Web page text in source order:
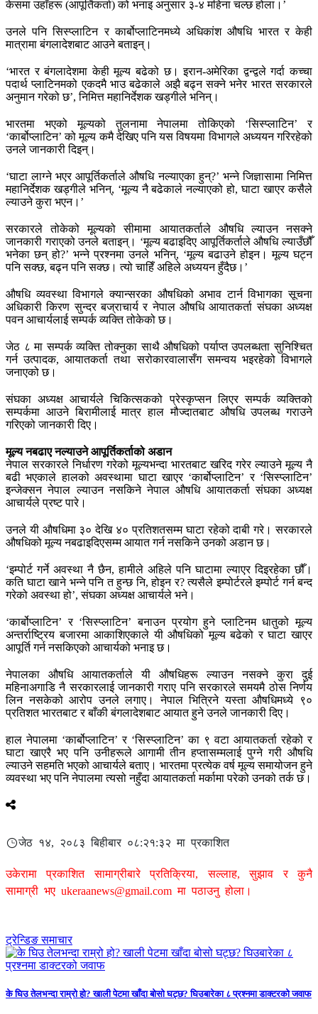
केसमा उहाँहरू (आपूर्तिकर्ता) को भनाइ अनुसार ३-४ महिना चल्छ होला।’
उनले पनि सिस्प्लाटिन र कार्बोप्लाटिनमध्ये अधिकांश औषधि भारत र केही
मात्रामा बंगलादेशबाट आउने बताइन्।
‘भारत र बंगलादेशमा केही मूल्य बढेको छ। इरान-अमेरिका द्वन्द्वले गर्दा कच्चा
पदार्थ प्लाटिनमको एकदमै भाउ बढेकाले अझै बढ्न सक्ने भनेर भारत सरकारले
अनुमान गरेको छ’, निमित्त महानिर्देशक खड्गीले भनिन्।
भारतमा भएको मूल्यको तुलनामा नेपालमा तोकिएको ‘सिस्प्लाटिन’ र
‘कार्बोप्लाटिन’ को मूल्य कमै देखिए पनि यस विषयमा विभागले अध्ययन गरिरहेको
उनले जानकारी दिइन्।
‘घाटा लाग्ने भएर आपूर्तिकर्ताले औषधि नल्याएका हुन्?’ भन्ने जिज्ञासामा निमित्त
महानिर्देशक खड्गीले भनिन्, ‘मूल्य नै बढेकाले नल्याएको हो, घाटा खाएर कसैले
ल्याउने कुरा भएन।’
सरकारले तोकेको मूल्यको सीमामा आयातकर्ताले औषधि ल्याउन नसक्ने
जानकारी गराएको उनले बताइन्। ‘मूल्य बढाइदिए आपूर्तिकर्ताले औषधि ल्याउँछौँ
भनेका छन् हो?’ भन्ने प्रश्नमा उनले भनिन्, ‘मूल्य बढाउने होइन। मूल्य घट्न
पनि सक्छ, बढ्न पनि सक्छ। त्यो चाहिँ अहिले अध्ययन हुँदैछ।’
औषधि व्यवस्था विभागले क्यान्सरका औषधिको अभाव टार्न विभागका सूचना
अधिकारी किरण सुन्दर बज्राचार्य र नेपाल औषधि आयातकर्ता संघका अध्यक्ष
पवन आचार्यलाई सम्पर्क व्यक्ति तोकेको छ।
जेठ ८ मा सम्पर्क व्यक्ति तोक्नुका साथै औषधिको पर्याप्त उपलब्धता सुनिश्चित
गर्न उत्पादक, आयातकर्ता तथा सरोकारवालासँग समन्वय भइरहेको विभागले
जनाएको छ।
संघका अध्यक्ष आचार्यले चिकित्सकको प्रेस्कृप्सन लिएर सम्पर्क व्यक्तिको
सम्पर्कमा आउने बिरामीलाई मात्र हाल मौज्दातबाट औषधि उपलब्ध गराउने
गरिएको जानकारी दिए।
मूल्य नबढाए नल्याउने आपूर्तिकर्ताको अडान
नेपाल सरकारले निर्धारण गरेको मूल्यभन्दा भारतबाट खरिद गरेर ल्याउने मूल्य नै
बढी भएकाले हालको अवस्थामा घाटा खाएर ‘कार्बोप्लाटिन’ र ‘सिस्प्लाटिन’
इन्जेक्सन नेपाल ल्याउन नसकिने नेपाल औषधि आयातकर्ता संघका अध्यक्ष
आचार्यले प्रष्ट पारे।
उनले यी औषधिमा ३० देखि ४० प्रतिशतसम्म घाटा रहेको दाबी गरे। सरकारले
औषधिको मूल्य नबढाइदिएसम्म आयात गर्न नसकिने उनको अडान छ।
‘इम्पोर्ट गर्ने अवस्था नै छैन, हामीले अहिले पनि घाटामा ल्याएर दिइरहेका छौँ।
कति घाटा खाने भन्ने पनि त हुन्छ नि, होइन र? त्यसैले इम्पोर्टरले इम्पोर्ट गर्न बन्द
गरेको अवस्था हो’, संघका अध्यक्ष आचार्यले भने।
‘कार्बोप्लाटिन’ र ‘सिस्प्लाटिन’ बनाउन प्रयोग हुने प्लाटिनम धातुको मूल्य
अन्तर्राष्ट्रिय बजारमा आकाशिएकाले यी औषधिको मूल्य बढेको र घाटा खाएर
आपूर्ति गर्न नसकिएको आचार्यको भनाइ छ।
नेपालका औषधि आयातकर्ताले यी औषधिहरू ल्याउन नसक्ने कुरा दुई
महिनाअगाडि नै सरकारलाई जानकारी गराए पनि सरकारले समयमै ठोस निर्णय
लिन नसकेको आरोप उनले लगाए। नेपाल भित्रिने यस्ता औषधिमध्ये ९०
प्रतिशत भारतबाट र बाँकी बंगलादेशबाट आयात हुने उनले जानकारी दिए।
हाल नेपालमा ‘कार्बोप्लाटिन’ र ‘सिस्प्लाटिन’ का ९ वटा आयातकर्ता रहेको र
घाटा खाएरै भए पनि उनीहरूले आगामी तीन हप्तासम्मलाई पुग्ने गरी औषधि
ल्याउने सहमति भएको आचार्यले बताए। भारतमा प्रत्येक वर्ष मूल्य समायोजन हुने
व्यवस्था भए पनि नेपालमा त्यसो नहुँदा आयातकर्ता मर्कामा परेको उनको तर्क छ।
जेठ १४, २०८३ बिहीबार ०८:२१:३२ मा प्रकाशित
उकेरामा प्रकाशित सामाग्रीबारे प्रतिक्रिया, सल्लाह, सुझाव र कुनै
सामाग्री भए ukeraanews@gmail.com मा पठाउनु होला।
ट्रेन्डिङ समाचार
के घिउ तेलभन्दा राम्रो हो? खाली पेटमा खाँदा बोसो घट्छ? घिउबारेका ८ प्रश्नमा डाक्टरको जवाफ